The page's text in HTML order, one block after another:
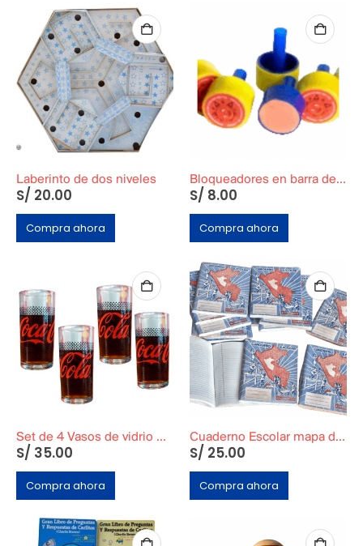
Laberinto de dos niveles
S/ 20.00
Compra ahora
Bloqueadores en barra de D’Onofrio
S/ 8.00
Compra ahora
Set de 4 Vasos de vidrio Coca-Cola
S/ 35.00
Compra ahora
Cuaderno Escolar mapa del Perú
S/ 25.00
Compra ahora